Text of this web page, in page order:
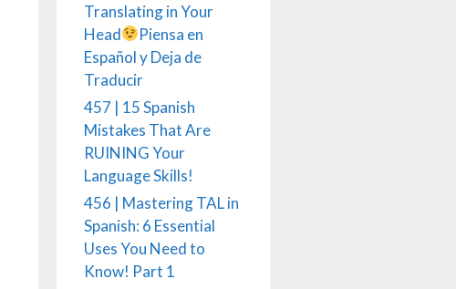
Translating in Your
Head
Piensa en
Español y Deja de
Traducir
457 | 15 Spanish
Mistakes That Are
RUINING Your
Language Skills!
456 | Mastering TAL in
Spanish: 6 Essential
Uses You Need to
Know! Part 1